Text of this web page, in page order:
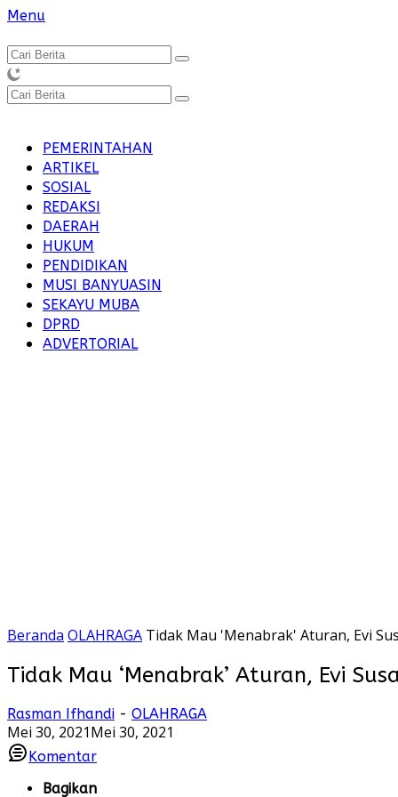
Langsung
konten
Menu
PEMERINTAHAN
ARTIKEL
SOSIAL
REDAKSI
DAERAH
HUKUM
PENDIDIKAN
MUSI BANYUASIN
SEKAYU MUBA
DPRD
ADVERTORIAL
Beranda OLAHRAGA Tidak Mau 'Menabrak' Aturan, Evi
Tidak Mau ‘Menabrak’ Aturan, Evi
Rasman Ifhandi - OLAHRAGA
Mei 30, 2021Mei 30, 2021
Komentar
Bagikan